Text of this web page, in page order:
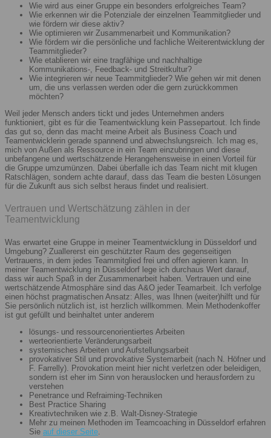
Wie wird aus einer Gruppe ein besonders erfolgreiches Team?
Wie erkennen wir die Potenziale der einzelnen Teammitglieder und
wie fördern wir diese aktiv?
Wie optimieren wir Zusammenarbeit und Kommunikation?
Wie fördern wir die persönliche und fachliche Weiterentwicklung der
Teammitglieder?
Wie etablieren wir eine tragfähige und nachhaltige
Kommunikations-, Feedback- und Streitkultur?
Wie integrieren wir neue Teammitglieder? Wie gehen wir mit denen
um, die uns verlassen werden oder die gern zurückkommen
möchten?
Weil jeder Mensch anders tickt und jedes Unternehmen anders
funktioniert, gibt es für die Teamentwicklung kein Passepartout. Ich finde
das gut so, denn das macht meine Arbeit als Business Coach und
Teamentwicklerin gerade spannend und abwechslungsreich. Ich mag es,
mich von Außen als Ressource in ein Team einzubringen und diese
unbefangene und wertschätzende Herangehensweise in einen Vorteil für
die Gruppe umzumünzen. Dabei überfalle ich das Team nicht mit klugen
Ratschlägen, sondern achte darauf, dass das Team die besten Lösungen
für die Zukunft aus sich selbst heraus findet und realisiert.
Vertrauen und Wertschätzung zählen in der
Teamentwicklung
Was erwartet eine Gruppe in meiner Teamentwicklung in Düsseldorf und
Umgebung? Zuallererst ein geschützter Raum des gegenseitigen
Vertrauens, in dem jedes Teammitglied frei und offen agieren kann. In
meiner Teamentwicklung in Düsseldorf lege ich durchaus Wert darauf,
dass wir auch Spaß in der Zusammenarbeit haben. Vertrauen und eine
wertschätzende Atmosphäre sind das A&O jeder Teamarbeit. Ich verfolge
einen höchst pragmatischen Ansatz: Alles, was Ihnen (weiter)hilft und für
Sie persönlich nützlich ist, ist herzlich willkommen. Mein Methodenkoffer
ist gut gefüllt und beinhaltet unter anderem
lösungs- und ressourcenorientiertes Arbeiten
werteorientierte Veränderungsarbeit
systemisches Arbeiten und Aufstellungsarbeit
provokativer Stil und provokative Systemarbeit (nach N. Höfner und
F. Farrelly). Provokation meint hier nicht verletzen oder beleidigen,
sondern ist eher im Sinn von herauslocken und herausfordern zu
verstehen
Penetrance und Refraiming-Techniken
Best Practice Sharing
Kreativtechniken wie z.B. Walt-Disney-Strategie
Mehr zu meinen Methoden im Teamcoaching in Düsseldorf erfahren
Sie auf dieser Seite.